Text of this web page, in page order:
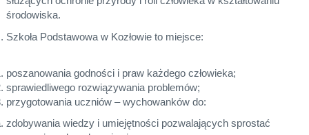
środowiska.
Szkoła Podstawowa w Kozłowie to miejsce:
poszanowania godności i praw każdego człowieka;
sprawiedliwego rozwiązywania problemów;
przygotowania uczniów – wychowanków do:
zdobywania wiedzy i umiejętności pozwalających sprostać